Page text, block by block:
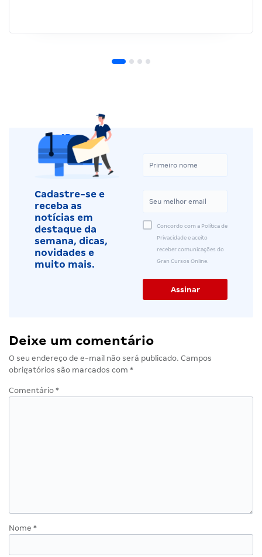
Cadastre-se e
receba as
notícias em
destaque da
semana, dicas,
novidades e
muito mais.
Concordo com a Política de
Privacidade e aceito
receber comunicações do
Gran Cursos Online.
Deixe um comentário
O seu endereço de e-mail não será publicado. Campos
obrigatórios são marcados com *
Comentário *
Nome *